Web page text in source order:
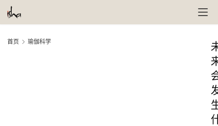
首页 瑜伽科学